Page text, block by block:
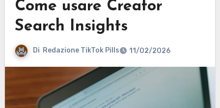
Come usare Creator
Search Insights
Di Redazione TikTok Pills 11/02/2026